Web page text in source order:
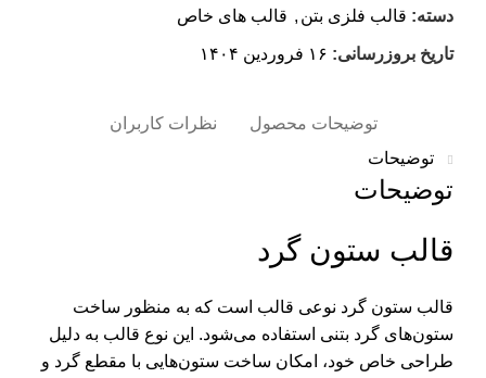
دسته: قالب فلزی بتن , قالب های خاص
تاریخ بروزرسانی: ۱۶ فروردین ۱۴۰۴
توضیحات محصول
نظرات کاربران
توضیحات
توضیحات
قالب ستون گرد
قالب ستون گرد نوعی قالب است که به منظور ساخت
ستون‌های گرد بتنی استفاده می‌شود. این نوع قالب به دلیل
طراحی خاص خود، امکان ساخت ستون‌هایی با مقطع گرد و